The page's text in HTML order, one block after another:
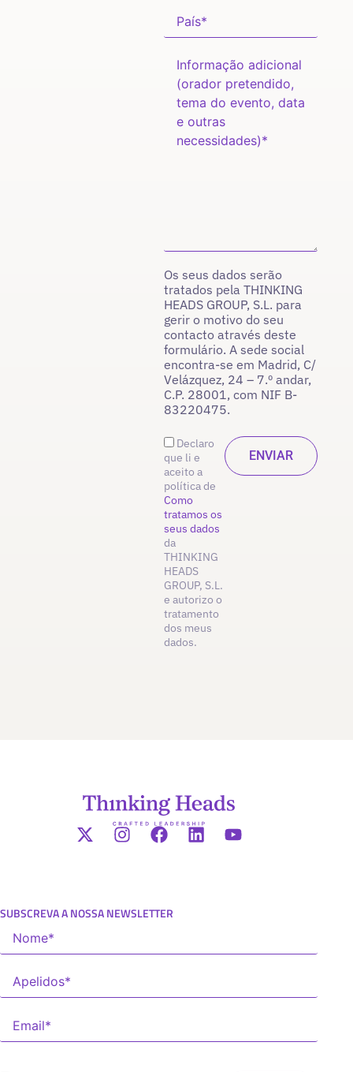
Os seus dados serão
tratados pela THINKING
HEADS GROUP, S.L. para
gerir o motivo do seu
contacto através deste
formulário. A sede social
encontra-se em Madrid, C/
Velázquez, 24 – 7.º andar,
C.P. 28001, com NIF B-
83220475.
Declaro
que li e
aceito a
política de
Como
tratamos os
seus dados
da
THINKING
HEADS
GROUP, S.L.
e autorizo o
tratamento
dos meus
dados.
SUBSCREVA A NOSSA NEWSLETTER